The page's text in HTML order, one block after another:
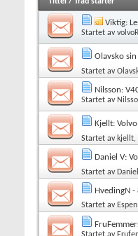
Viktig:
Startet av
Olavsko
Startet av
Nilsson:
Startet av
Kjellt:
Startet av kjellt,
Daniel V:
Startet av
HvedingN -
Startet av